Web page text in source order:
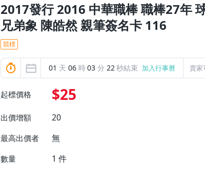
2017發行 2016 中華職棒 職棒27年
兄弟象 陳皓然 親筆簽名卡 116
競標
01 天 06 時03 分 21秒結束 加入行事曆 賣家
起標價格 $25
出價增額 20
最高出價者 無
數量 1 件